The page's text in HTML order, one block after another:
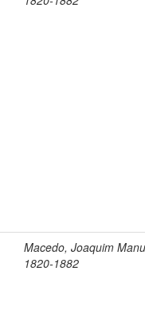
Macedo, Joaquim
1820-1882